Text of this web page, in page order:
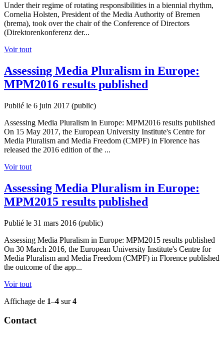
Under their regime of rotating responsibilities in a biennial rhythm,
Cornelia Holsten, President of the Media Authority of Bremen
(brema), took over the chair of the Conference of Directors
(Direktorenkonferenz der...
Voir tout
Assessing Media Pluralism in Europe:
MPM2016 results published
Publié le 6 juin 2017 (public)
Assessing Media Pluralism in Europe: MPM2016 results published
On 15 May 2017, the European University Institute's Centre for
Media Pluralism and Media Freedom (CMPF) in Florence has
released the 2016 edition of the ...
Voir tout
Assessing Media Pluralism in Europe:
MPM2015 results published
Publié le 31 mars 2016 (public)
Assessing Media Pluralism in Europe: MPM2015 results published
On 30 March 2016, the European University Institute's Centre for
Media Pluralism and Media Freedom (CMPF) in Florence published
the outcome of the app...
Voir tout
Affichage de 1–4 sur4
Contact